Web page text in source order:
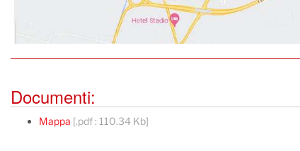
Documenti:
Mappa [.pdf : 110.34 Kb]